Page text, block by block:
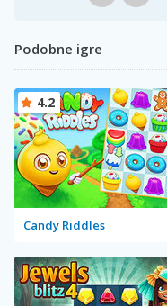
Podobne igre
Candy Riddles
4.2